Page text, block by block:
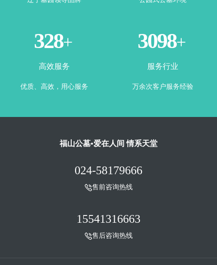
365+
高效服务
优质、高效，用心服务
3500+
服务行业
万余次客户服务经验
福山公墓•爱在人间 情系天堂
024-58179666
售前咨询热线
15541316663
售后咨询热线